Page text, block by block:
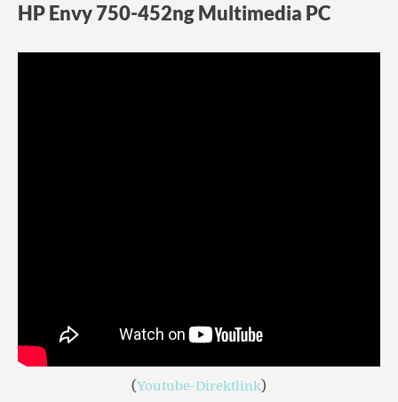
HP Envy 750-452ng Multimedia PC
(Youtube-Direktlink)